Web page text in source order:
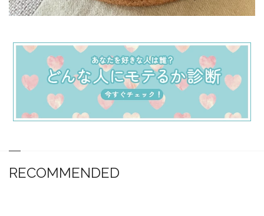
RECOMMENDED